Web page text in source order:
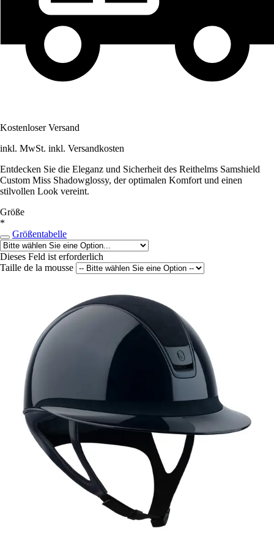
Kostenloser Versand
inkl. MwSt. inkl. Versandkosten
Entdecken Sie die Eleganz und Sicherheit des Reithelms Samshield
Custom Miss Shadowglossy, der optimalen Komfort und einen
stilvollen Look vereint.
Größe
*
Größentabelle
Dieses Feld ist erforderlich
Taille de la mousse